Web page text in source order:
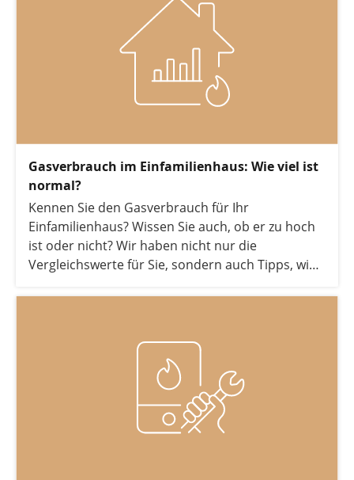
Gasverbrauch im Einfamilienhaus: Wie viel ist
normal?
Kennen Sie den Gasverbrauch für Ihr
Einfamilienhaus? Wissen Sie auch, ob er zu hoch
ist oder nicht? Wir haben nicht nur die
Vergleichswerte für Sie, sondern auch Tipps, wie